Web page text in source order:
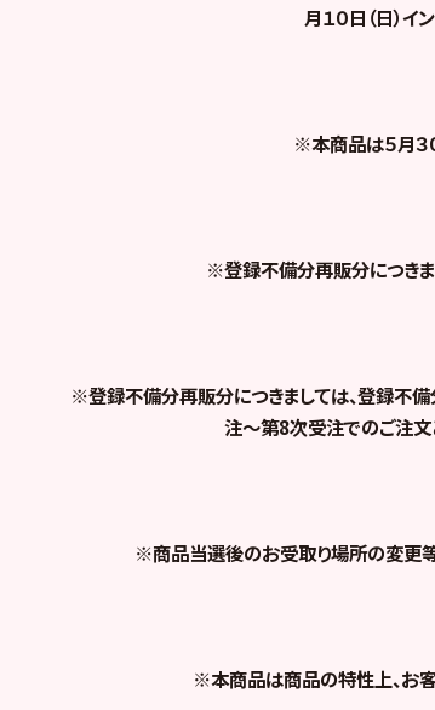
月１０日（日）
※本商品は５月３
※登録不備分再販分につきま
※登録不備分再販分につきましては、登録不
注～第8次受注でのご注文
※商品当選後のお受取り場所の変更等
※本商品は商品の特性上、お